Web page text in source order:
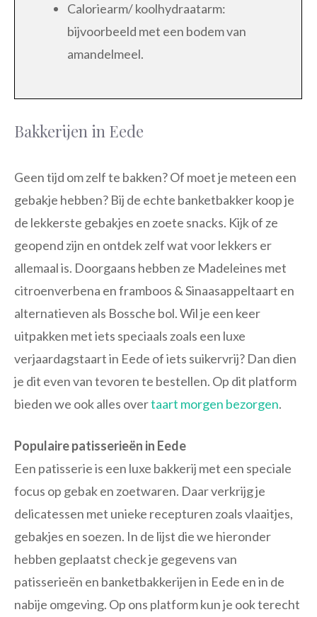
Caloriearm/ koolhydraatarm:
bijvoorbeeld met een bodem van
amandelmeel.
Bakkerijen in Eede
Geen tijd om zelf te bakken? Of moet je meteen een
gebakje hebben? Bij de echte banketbakker koop je
de lekkerste gebakjes en zoete snacks. Kijk of ze
geopend zijn en ontdek zelf wat voor lekkers er
allemaal is. Doorgaans hebben ze Madeleines met
citroenverbena en framboos & Sinaasappeltaart en
alternatieven als Bossche bol. Wil je een keer
uitpakken met iets speciaals zoals een luxe
verjaardagstaart in Eede of iets suikervrij? Dan dien
je dit even van tevoren te bestellen. Op dit platform
bieden we ook alles overtaart morgen bezorgen.
Populaire patisserieën in Eede
Een patisserie is een luxe bakkerij met een speciale
focus op gebak en zoetwaren. Daar verkrijg je
delicatessen met unieke recepturen zoals vlaaitjes,
gebakjes en soezen. In de lijst die we hieronder
hebben geplaatst check je gegevens van
patisserieën en banketbakkerijen in Eede en in de
nabije omgeving. Op ons platform kun je ook terecht